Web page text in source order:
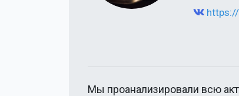
Мы проанализировали всю